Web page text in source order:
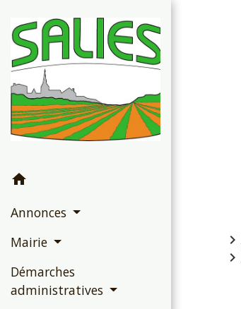
home
Annonces
Mairie
Démarches
administratives
keyboard_arrow_right
keyboard_arrow_right